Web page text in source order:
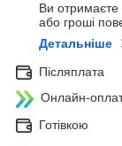
Ви
або гроші
Детальніше
Післяплата
Онлайн-
Готівкою